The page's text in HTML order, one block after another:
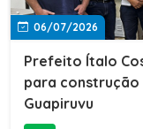
06/07/2026
Prefeito Ítalo
para
Guapiruvu